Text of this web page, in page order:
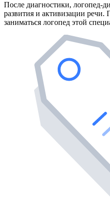
После диагностики, логопед-
развития и активизации речи.
заниматься логопед этой